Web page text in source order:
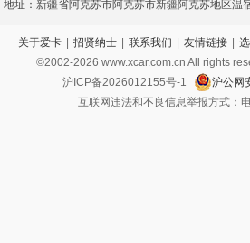
地址：新疆省阿克苏市阿克苏市新疆阿克苏地区温
老阿温路地区客运站旁500米
关于爱卡 | 招贤纳士 | 联系我们 | 友情链接 |
©2002-2026 www.xcar.com.cn All rights
沪ICP备2026012155号-1
沪公网
互联网违法和不良信息举报方式：